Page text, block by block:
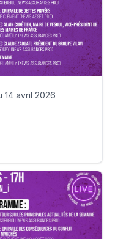
14 avril 2026